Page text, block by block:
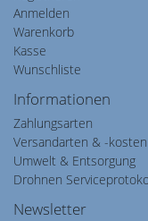
Anmelden
Warenkorb
Kasse
Wunschliste
Informationen
Zahlungsarten
Versandarten & -kosten
Umwelt & Entsorgung
Drohnen
Newsletter